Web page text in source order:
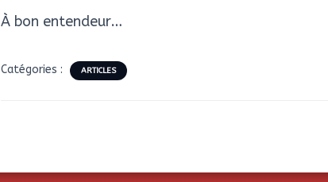
À bon entendeur…
Catégories : ARTICLES